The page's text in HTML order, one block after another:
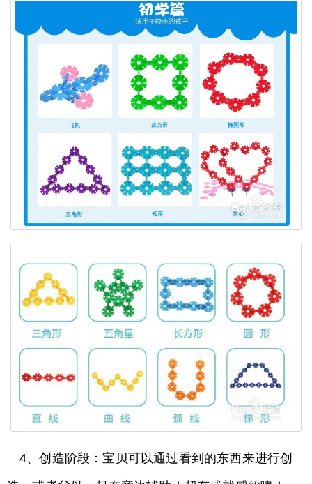
4、创造阶段：宝贝可以通过看到的东西来进行创